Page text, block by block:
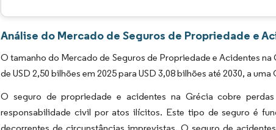
Análise do Mercado de Seguros de Propriedade e
O tamanho do Mercado de Seguros de Propriedade e Acidentes
de USD 2,50 bilhões em 2025 para USD 3,08 bilhões até 2030, a
O seguro de propriedade e acidentes na Grécia cobre
responsabilidade civil por atos ilícitos. Este tipo de seguro é